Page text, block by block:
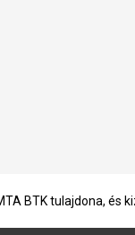
BTK tulajdona, és